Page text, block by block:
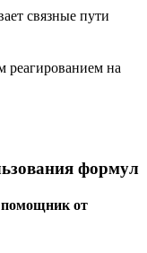
связные пути
реагированием на
формул
помощник от